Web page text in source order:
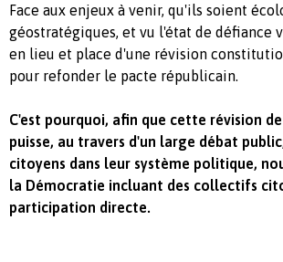
Face aux enjeux à venir, qu'ils soient
géostratégiques, et vu l'état de défiance
en lieu et place d'une révision
pour refonder le pacte républicain.
C'est pourquoi, afin que cette révision
puisse, au travers d'un large débat
citoyens dans leur système politique,
la Démocratie incluant des collectifs
participation directe.